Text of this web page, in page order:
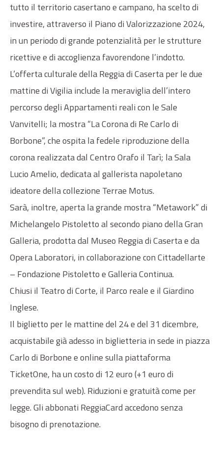
tutto il territorio casertano e campano, ha scelto di
investire, attraverso il Piano di Valorizzazione 2024,
in un periodo di grande potenzialità per le strutture
ricettive e di accoglienza favorendone l’indotto.
L’offerta culturale della Reggia di Caserta per le due
mattine di Vigilia include la meraviglia dell’intero
percorso degli Appartamenti reali con le Sale
Vanvitelli; la mostra “La Corona di Re Carlo di
Borbone”, che ospita la fedele riproduzione della
corona realizzata dal Centro Orafo il Tarì; la Sala
Lucio Amelio, dedicata al gallerista napoletano
ideatore della collezione Terrae Motus.
Sarà, inoltre, aperta la grande mostra “Metawork” di
Michelangelo Pistoletto al secondo piano della Gran
Galleria, prodotta dal Museo Reggia di Caserta e da
Opera Laboratori, in collaborazione con Cittadellarte
– Fondazione Pistoletto e Galleria Continua.
Chiusi il Teatro di Corte, il Parco reale e il Giardino
Inglese.
Il biglietto per le mattine del 24 e del 31 dicembre,
acquistabile già adesso in biglietteria in sede in piazza
Carlo di Borbone e online sulla piattaforma
TicketOne, ha un costo di 12 euro (+1 euro di
prevendita sul web). Riduzioni e gratuità come per
legge. Gli abbonati ReggiaCard accedono senza
bisogno di prenotazione.